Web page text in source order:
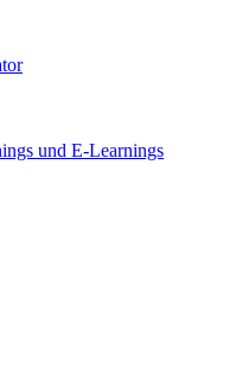
und E-Learnings